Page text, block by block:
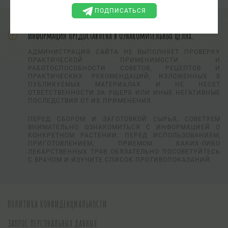
Информация предоставлена в ознакомительных целях.
АДМИНИСТРАЦИЯ САЙТА НЕ ВЫПОЛНЯЕТ ПРОВЕРКУ
ПРАКТИЧЕСКОЙ ПРИМЕНИМОСТИ И
РАБОТОСПОСОБНОСТИ СОВЕТОВ, РЕЦЕПТОВ И
ПРАКТИЧЕСКИХ РЕКОМЕНДАЦИЙ, ИЗЛОЖЕННЫХ В
ПУБЛИКУЕМЫХ МАТЕРИАЛАХ И НЕ НЕСЕТ
ОТВЕТСТВЕННОСТИ ЗА УЩЕРБ ИЛИ ИНЫЕ НЕГАТИВНЫЕ
ПОСЛЕДСТВИЯ ОТ ИХ ПРИМЕНЕНИЯ.
ПЕРЕД СБОРОМ И ЗАГОТОВКОЙ СЫРЬЯ, СОВЕТУЕМ
ВНИМАТЕЛЬНО ОЗНАКОМИТЬСЯ С ИНФОРМАЦИЕЙ О
КОНКРЕТНОМ РАСТЕНИИ. ПЕРЕД ИСПОЛЬЗОВАНИЕМ,
ПРИГОТОВЛЕНИЕМ, ПРИЕМОМ КАКИХ-ЛИБО
ЛЕКАРСТВЕННЫХ ТРАВ ОБЯЗАТЕЛЬНО ПОСОВЕТУЙТЕСЬ
С ВРАЧОМ И ИЗУЧИТЕ СПИСОК ПРОТИВОПОКАЗАНИЙ.
ПОЛИТИКА КОНФИДЕНЦИАЛЬНОСТИ
ЗАПРОС ПЕРСОНАЛЬНЫХ ДАННЫХ
ПОДПИСАТЬСЯ